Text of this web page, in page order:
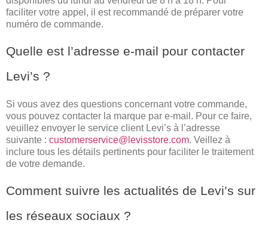
faciliter votre appel, il est recommandé de préparer votre
numéro de commande.
Quelle est l’adresse e-mail pour contacter
Levi’s ?
Si vous avez des questions concernant votre commande,
vous pouvez contacter la marque par e-mail. Pour ce faire,
veuillez envoyer le service client Levi’s à l’adresse
suivante : customerservice@levisstore.com. Veillez à
inclure tous les détails pertinents pour faciliter le traitement
de votre demande.
Comment suivre les actualités de Levi’s sur
les réseaux sociaux ?